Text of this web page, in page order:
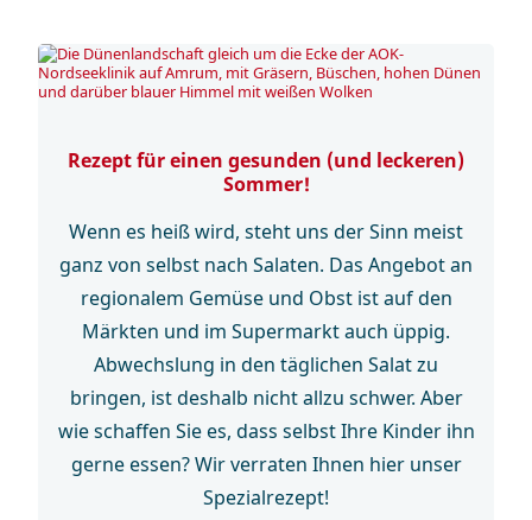
Rezept für einen gesunden (und leckeren)
Sommer!
Wenn es heiß wird, steht uns der Sinn meist
ganz von selbst nach Salaten. Das Angebot an
regionalem Gemüse und Obst ist auf den
Märkten und im Supermarkt auch üppig.
Abwechslung in den täglichen Salat zu
bringen, ist deshalb nicht allzu schwer. Aber
wie schaffen Sie es, dass selbst Ihre Kinder ihn
gerne essen? Wir verraten Ihnen hier unser
Spezialrezept!